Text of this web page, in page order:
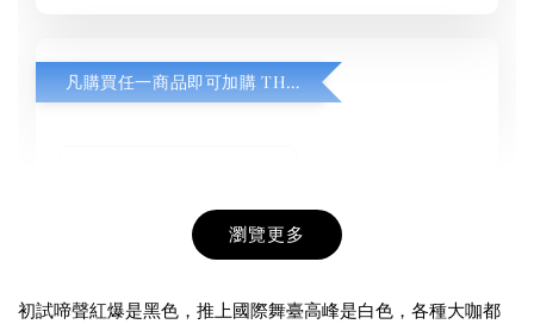
凡購買任一商品即可加購 THT 九週年紀念 T-shirt
瀏覽更多
初試啼聲紅爆是黑色，推上國際舞臺高峰是白色，各種大咖都